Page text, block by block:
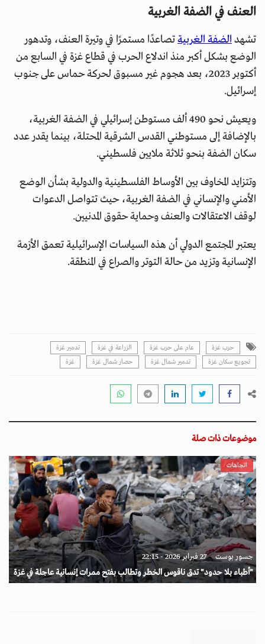
العنف في الضفة الغربية
تشهدالضفة الغربيةتصاعدًا مستمرًا في وتيرة العنف، وتدهور
الوضع بشكل أكبر منذ اندلاع الحرب في قطاع غزة في السابع من
أكتوبر 2023، بعد هجوم غير مسبوق لحركة حماس على جنوب
إسرائيل.
ويعيش نحو 490 ألف مستوطن إسرائيلي في الضفة الغربية،
بالإضافة إلى مستوطني القدس الشرقية المحتلة، بينما يقدر عدد
سكان الضفة بنحو ثلاثة ملايين فلسطيني.
وتتزايد المخاوف بين الأوساط الفلسطينية والدولية بشأن الوضع
الأمني والإنساني في الضفة الغربية، حيث تتواصل الدعوات
لوقف الاعتقالات والعنف وحماية حقوق المدنيين.
يعتبر المجتمع الدولي أن هذه السياسات الإسرائيلية تعمق الأزمة
الإنسانية وتزيد من حالة التوتر والصراع في المنطقة.
حرب غزة عام على حرب غزة الزراعة في غزة
تدمير غزة
تجويع سكان غزة
تدمير شمال غزة حصار شمال غزة غزة
موضوعات ذات صلة
اتجاهات
جسور بوست 27 فبراير 2026 - 22:15
"أطباء بلا حدود" تدق ناقوس الخطر وتطالب بفتح ممرات إنسانية عاجلة في غزة